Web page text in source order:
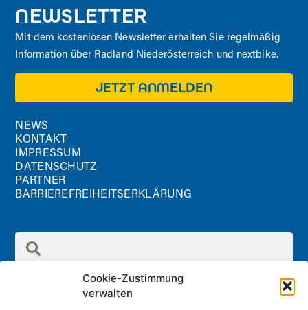
Cookie-Zustimmung
verwalten
NEWSLETTER
Mit dem kostenlosen Newsletter erhalten Sie regelmäßig
Information über Radland Niederösterreich und nextbike.
JETZT ANMELDEN
NEWS
KONTAKT
IMPRESSUM
DATENSCHUTZ
PARTNER
BARRIEREFREIHEITSERKLÄRUNG